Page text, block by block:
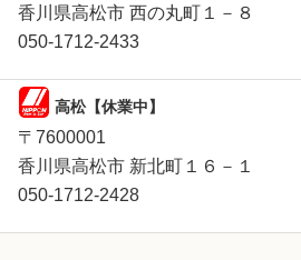
香川県高松市 西の丸町１－８
050-1712-2433
高松【休業中】
〒7600001
香川県高松市 新北町１６－１
050-1712-2428